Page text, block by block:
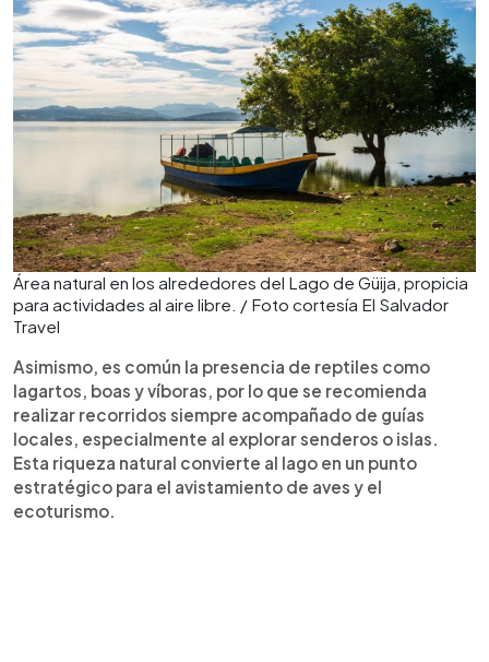
Área natural en los alrededores del Lago de Güija, propicia
para actividades al aire libre. / Foto cortesía El Salvador
Travel
Asimismo, es común la presencia de reptiles como
lagartos, boas y víboras, por lo que se recomienda
realizar recorridos siempre acompañado de guías
locales, especialmente al explorar senderos o islas.
Esta riqueza natural convierte al lago en un punto
estratégico para el avistamiento de aves y el
ecoturismo.